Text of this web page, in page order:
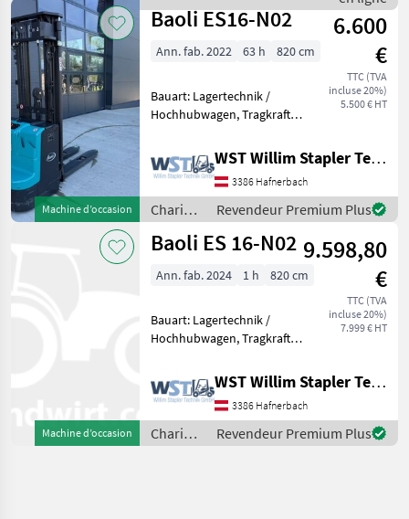
techniques de stockage /
Baoli
Machine d’occasion
Baoli ES16-N02
6.600
€
TTC (TVA
incluse 20%)
5.500 € HT
Ann. fab. 2022 63 h 820 cm
Bauart: Lagertechnik /
Hochhubwagen, Tragkraft:
Bauhöhe: 2108mm,
Freihub: 1520mm,
Gabellänge: 1150mm,
Batterie: PzS Bj. 2022 24V ,
Transpal
WST Willim Stapler Technik GmbH
3386 Hafnerbach
Chariots
élévateurs
et
de
/ Baoli
Revendeur Premium Plus
Machine d’occasion
Baoli ES 16-N02 9.598,80
€
TTC (TVA
incluse 20%)
7.999 € HT
Ann. fab. 2024 1 h 820 cm
Bauart: Lagertechnik /
Hochhubwagen, Tragkraft:
Bauhöhe: 2108mm,
Freihub: 1520mm, Batterie:
24V 270Ah , Transpalette
haute levée, Entraîneme
WST Willim Stapler Technik GmbH
3386 Hafnerbach
Chariots
élévateurs
Revendeur Premium Plus